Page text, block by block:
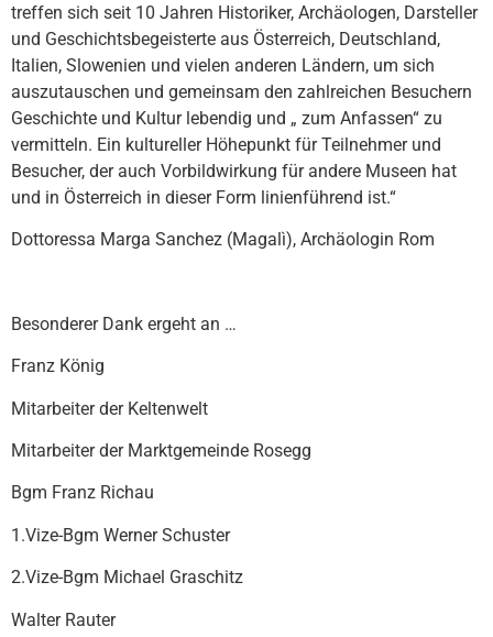
treffen sich seit 10 Jahren Historiker, Archäologen, Darsteller
und Geschichtsbegeisterte aus Österreich, Deutschland,
Italien, Slowenien und vielen anderen Ländern, um sich
auszutauschen und gemeinsam den zahlreichen Besuchern
Geschichte und Kultur lebendig und „ zum Anfassen“ zu
vermitteln. Ein kultureller Höhepunkt für Teilnehmer und
Besucher, der auch Vorbildwirkung für andere Museen hat
und in Österreich in dieser Form linienführend ist.“
Dottoressa Marga Sanchez (Magalì), Archäologin Rom
Besonderer Dank ergeht an …
Franz König
Mitarbeiter der Keltenwelt
Mitarbeiter der Marktgemeinde Rosegg
Bgm Franz Richau
1.Vize-Bgm Werner Schuster
2.Vize-Bgm Michael Graschitz
Walter Rauter